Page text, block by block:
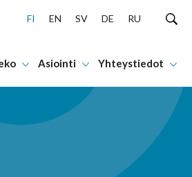
FI EN SV DE RU
Asiointi Yhteystiedot